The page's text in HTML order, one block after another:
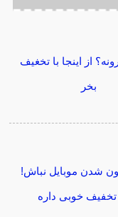
از اینجا با تخغیف
بخر
شدن موبایل نباش!
تخفیف خوبی داره